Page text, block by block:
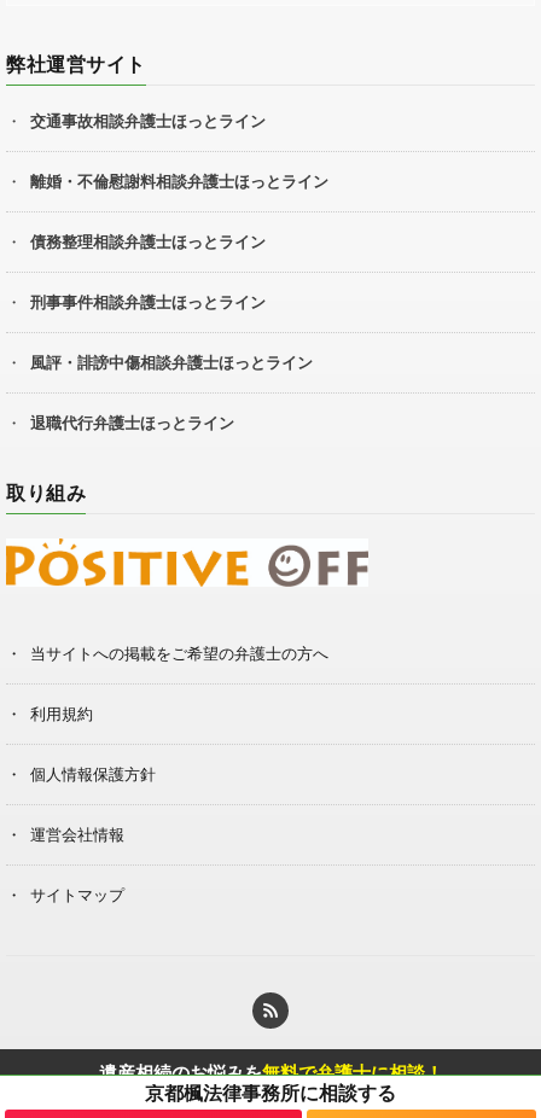
遺産相続のお悩みを無料で弁護士に相談！
京都楓法律事務所に相談する
弊社運営サイト
交通事故相談弁護士ほっとライン
離婚・不倫慰謝料相談弁護士ほっとライン
債務整理相談弁護士ほっとライン
刑事事件相談弁護士ほっとライン
風評・誹謗中傷相談弁護士ほっとライン
退職代行弁護士ほっとライン
取り組み
当サイトへの掲載をご希望の弁護士の方へ
利用規約
個人情報保護方針
運営会社情報
サイトマップ
© Copyright 2020 Berg Klein Inc.